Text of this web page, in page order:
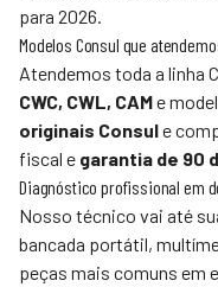
para 2026.
Modelos Consul que
Atendemos toda a linha
CWC, CWL, CAMe
originais Consule
fiscal e garantia de 90
Diagnóstico profissional em
Nosso técnico vai até
bancada portátil,
peças mais comuns em